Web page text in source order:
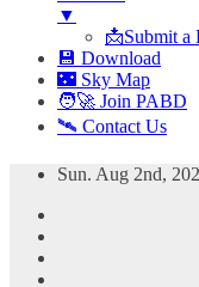
▼
📩Submit a
💾 Download
🌃 Sky Map
🧑‍🚀 Join PABD
🛰️ Contact Us
Skip
content
Sun. Aug 2nd,